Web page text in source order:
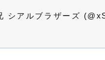
シアルブラザーズ